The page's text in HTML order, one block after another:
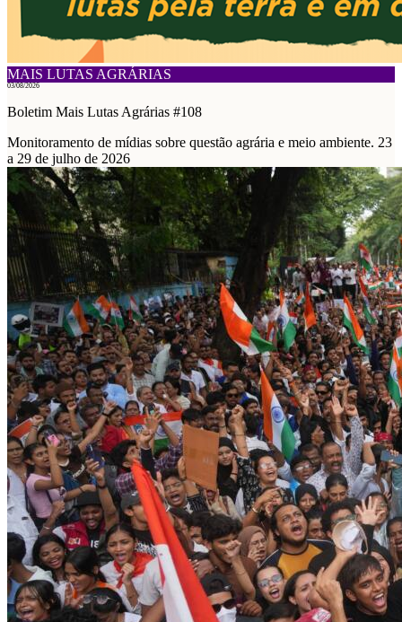
MAIS LUTAS AGRÁRIAS
03/08/2026
Boletim Mais Lutas Agrárias #108
Monitoramento de mídias sobre questão agrária e meio ambiente. 23
a 29 de julho de 2026